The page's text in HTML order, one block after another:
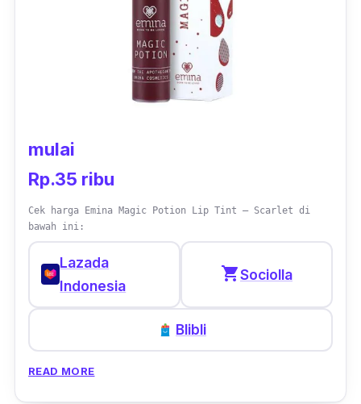
mulai
Rp.35 ribu
Cek harga Emina Magic Potion Lip Tint – Scarlet di
bawah ini:
Lazada
Indonesia
shopping_cartSociolla
Blibli
READ MORE